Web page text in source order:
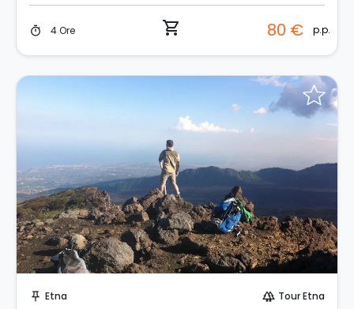
timer 4 Ore shopping_cart 80 € p.p.
push_pin Etna forest Tour Etna